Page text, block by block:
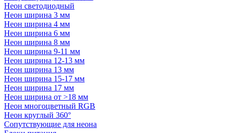
Неон светодиодный
Неон ширина 3 мм
Неон ширина 4 мм
Неон ширина 6 мм
Неон ширина 8 мм
Неон ширина 9-11 мм
Неон ширина 12-13 мм
Неон ширина 13 мм
Неон ширина 15-17 мм
Неон ширина 17 мм
Неон ширина от >18 мм
Неон многоцветный RGB
Неон круглый 360°
Сопутствующие для неона